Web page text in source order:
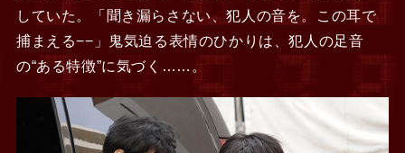
していた。「聞き漏らさない、犯人の音を。この耳で
捕まえる−−」鬼気迫る表情のひかりは、犯人の足音
の“ある特徴”に気づく……。